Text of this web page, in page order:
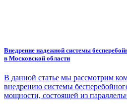
Внедрение надежной системы
в Московской области
В данной статье мы рассмотрим
внедрению системы
мощности, состоящей из